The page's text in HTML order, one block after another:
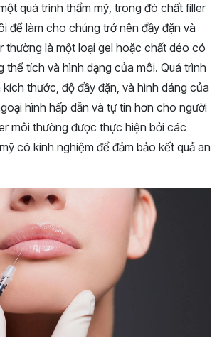
quá trình thẩm mỹ, trong đó chất filler
để làm cho chúng trở nên đầy đặn và
thường là một loại gel hoặc chất dẻo có
thể tích và hình dạng của môi. Quá trình
thước, độ đầy đặn, và hình dáng của
hình hấp dẫn và tự tin hơn cho người
môi thường được thực hiện bởi các
có kinh nghiệm để đảm bảo kết quả an